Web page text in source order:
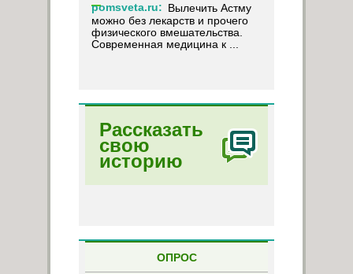
pomsveta.ru: Вылечить Астму
можно без лекарств и прочего
физического вмешательства.
Современная медицина к ...
Рассказать
свою
историю
ОПРОС